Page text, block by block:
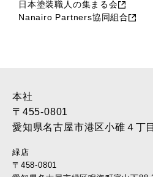
日本塗装職人の集まる会
Nanairo Partners協同組合
本社
〒455-0801
愛知県名古屋市港区小碓４丁
緑店
〒458-0801